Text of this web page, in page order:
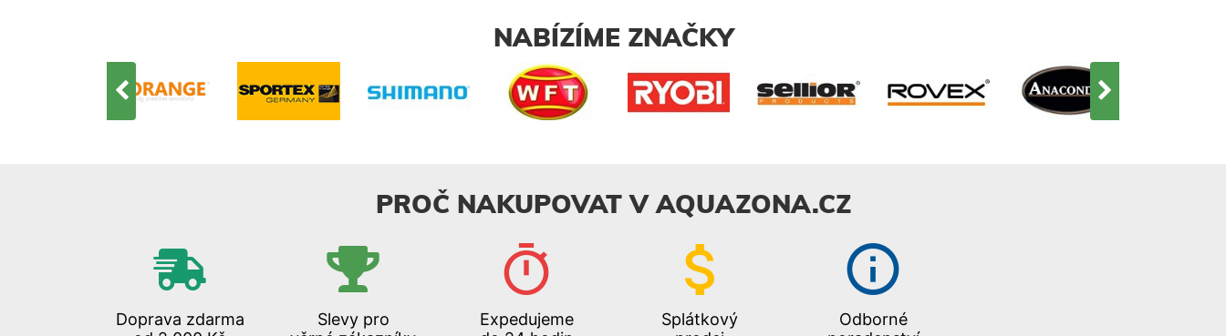
NABÍZÍME ZNAČKY
PROČ NAKUPOVAT V AQUAZONA.CZ
Doprava zdarma
Slevy pro
Expedujeme
Splátkový
Odborné